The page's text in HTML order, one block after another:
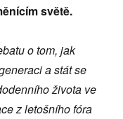
světě.
o tom, jak
a stát se
života ve
zletošního fóra